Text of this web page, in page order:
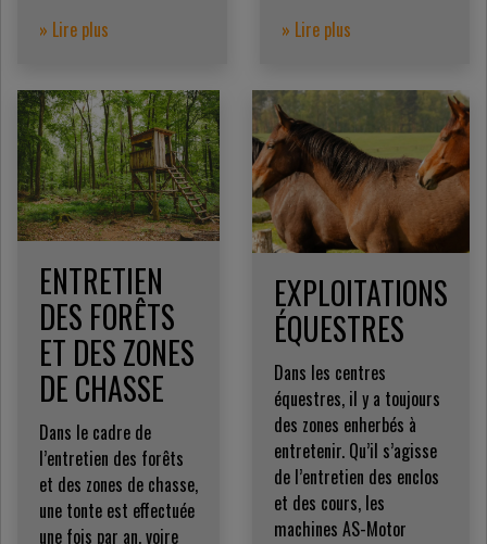
» Lire plus
» Lire plus
ENTRETIEN
DES FORÊTS
ET DES ZONES
DE CHASSE
Dans le cadre de
l’entretien des forêts
et des zones de chasse,
une tonte est effectuée
une fois par an, voire
EXPLOITATIONS
ÉQUESTRES
Dans les centres
équestres, il y a toujours
des zones enherbés à
entretenir. Qu’il s’agisse
de l’entretien des enclos
et des cours, les
machines AS-Motor